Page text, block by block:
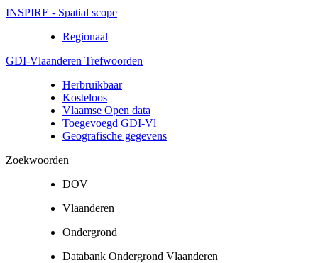
INSPIRE - Spatial scope
Regionaal
GDI-Vlaanderen Trefwoorden
Herbruikbaar
Kosteloos
Vlaamse Open data
Toegevoegd GDI-Vl
Geografische gegevens
Zoekwoorden
DOV
Vlaanderen
Ondergrond
Databank Ondergrond Vlaanderen